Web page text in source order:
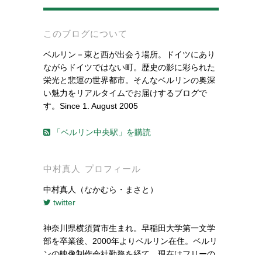
-
このブログについて
ベルリン－東と西が出会う場所。ドイツにあり
ながらドイツではない町。歴史の影に彩られた
栄光と悲運の世界都市。そんなベルリンの奥深
い魅力をリアルタイムでお届けするブログで
す。Since 1. August 2005
「ベルリン中央駅」を購読
中村真人 プロフィール
中村真人（なかむら・まさと）
twitter
神奈川県横須賀市生まれ。早稲田大学第一文学
部を卒業後、2000年よりベルリン在住。ベルリ